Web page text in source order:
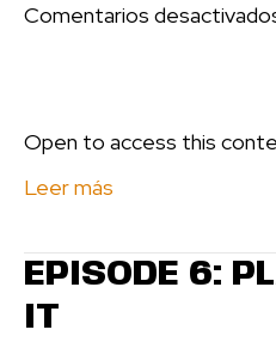
Comentarios
Open to access this
Leer más
EPISODE 6:
IT